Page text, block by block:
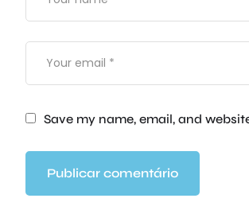
Save my name, email, and